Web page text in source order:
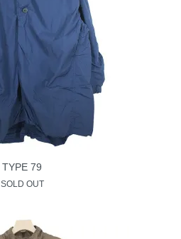
TYPE 79
SOLD OUT